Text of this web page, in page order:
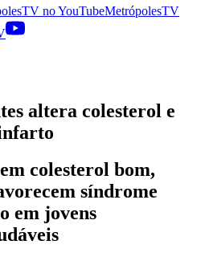
noYouTubeMetrópolesTV
altera colesterol e
colesterol bom,
síndrome
em jovens